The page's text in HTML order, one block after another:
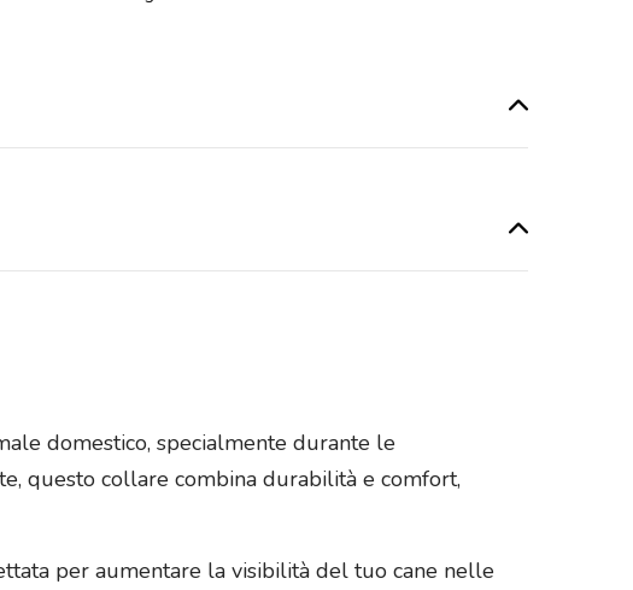
domestico, specialmente durante le
questo collare combina durabilità e comfort,
per aumentare la visibilità del tuo cane nelle